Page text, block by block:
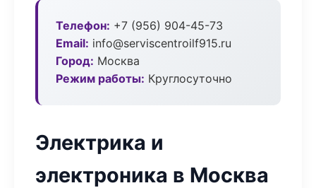
Телефон: +7 (956) 904-45-73
Email: info@serviscentroilf915.ru
Город: Москва
Режим работы: Круглосуточно
Электрика и
электроника в Москва